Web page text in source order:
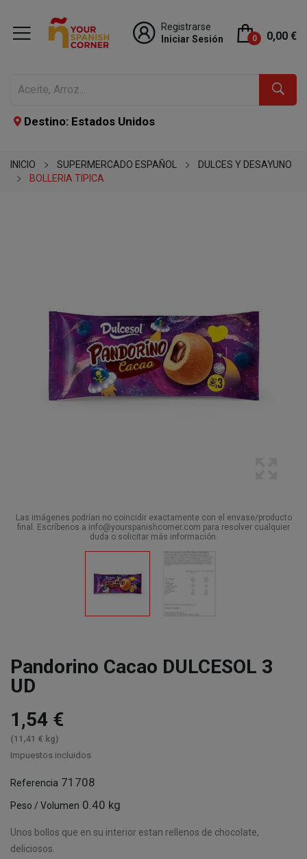
Registrarse
Iniciar Sesión
0 0,00 €
Destino: Estados Unidos
INICIO SUPERMERCADO ESPAÑOL
DULCES Y DESAYUNO
BOLLERIA TIPICA
Las imágenes podrían no coincidir exactamente con el envase/producto
final. Escríbenos a info@yourspanishcorner.com para resolver cualquier
duda o solicitar más información.
Pandorino Cacao DULCESOL 3
UD
1,54 €
(11,41 € kg)
Impuestos incluidos
Referencia 71708
Peso / Volumen 0.40 kg
Unos bollos que en su interior estan rellenos de chocolate,
deliciosos.